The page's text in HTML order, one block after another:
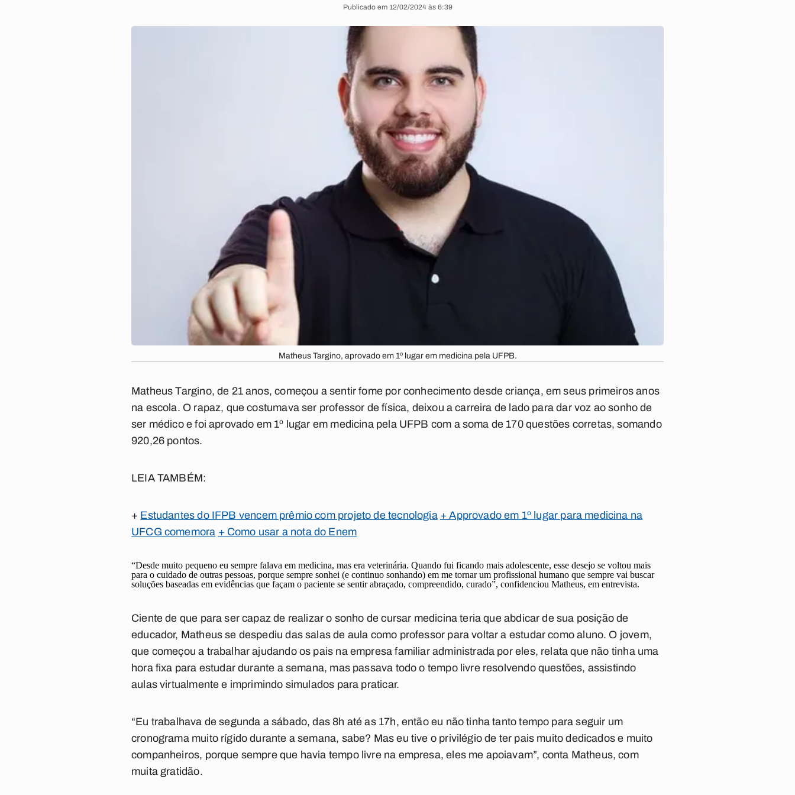
Publicado em 12/02/2024 às 6:39
Matheus Targino, aprovado em 1º lugar em medicina pela UFPB.
Matheus Targino, de 21 anos, começou a sentir fome por conhecimento desde criança, em seus primeiros anos
na escola. O rapaz, que costumava ser professor de física, deixou a carreira de lado para dar voz ao sonho de
ser médico e foi aprovado em 1º lugar em medicina pela UFPB com a soma de 170 questões corretas, somando
920,26 pontos.
LEIA TAMBÉM:
+ Estudantes do IFPB vencem prêmio com projeto de tecnologia + Approvado em 1º lugar para medicina na
UFCG comemora + Como usar a nota do Enem
“Desde muito pequeno eu sempre falava em medicina, mas era veterinária. Quando fui ficando mais adolescente, esse desejo se voltou mais
para o cuidado de outras pessoas, porque sempre sonhei (e continuo sonhando) em me tornar um profissional humano que sempre vai buscar
soluções baseadas em evidências que façam o paciente se sentir abraçado, compreendido, curado”, confidenciou Matheus, em entrevista.
Ciente de que para ser capaz de realizar o sonho de cursar medicina teria que abdicar de sua posição de
educador, Matheus se despediu das salas de aula como professor para voltar a estudar como aluno. O jovem,
que começou a trabalhar ajudando os pais na empresa familiar administrada por eles, relata que não tinha uma
hora fixa para estudar durante a semana, mas passava todo o tempo livre resolvendo questões, assistindo
aulas virtualmente e imprimindo simulados para praticar.
“Eu trabalhava de segunda a sábado, das 8h até as 17h, então eu não tinha tanto tempo para seguir um
cronograma muito rígido durante a semana, sabe? Mas eu tive o privilégio de ter pais muito dedicados e muito
companheiros, porque sempre que havia tempo livre na empresa, eles me apoiavam”, conta Matheus, com
muita gratidão.